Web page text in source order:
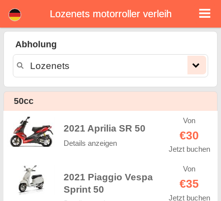
Lozenets motorroller
verleih
Lozenets motorroller vermietung. Günstige Mietpreise für motorroller in Lozenets. motorroller mieten in Lozenets. Unsere
Lozenets Flotte verfügt über neue roller - BMW, Triumph, Vespa, Honda, Yamaha, Suzuki, Aprilia, Piaggio. Einfache Online-
grenzüberschreitende Vermietung.
Lozenets motorroller verleih
Abholung
50cc
2021 Aprilia SR 50
Details anzeigen
Von
€30
Jetzt buchen
2021 Piaggio Vespa
Sprint 50
Von
€35
Jetzt buchen